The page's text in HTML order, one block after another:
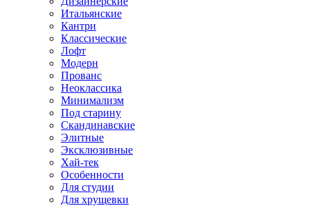
Итальянские
Кантри
Классические
Лофт
Модерн
Прованс
Неоклассика
Минимализм
Под старину
Скандинавские
Элитные
Эксклюзивные
Хай-тек
Особенности
Для студии
Для хрущевки